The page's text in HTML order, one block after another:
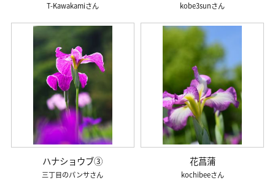
T-Kawakami kobe3sun
ハナショウブ③
三丁目のパンサ
花菖蒲
kochibee